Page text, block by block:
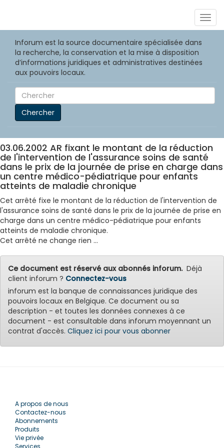
Inforum est la source documentaire spécialisée dans
la recherche, la conservation et la mise à disposition
d’informations juridiques et administratives destinées
aux pouvoirs locaux.
Chercher
03.06.2002 AR fixant le montant de la réduction
de l'intervention de l'assurance soins de santé
dans le prix de la journée de prise en charge dans
un centre médico-pédiatrique pour enfants
atteints de maladie chronique
Cet arrêté fixe le montant de la réduction de l'intervention de
l'assurance soins de santé dans le prix de la journée de prise en
charge dans un centre médico-pédiatrique pour enfants
atteints de maladie chronique.
Cet arrêté ne change rien ...
Ce document est réservé aux abonnés inforum.Déjà
client inforum ? Connectez-vous
inforum est la banque de connaissances juridique des
pouvoirs locaux en Belgique. Ce document ou sa
description - et toutes les données connexes à ce
document - est consultable dans inforum moyennant un
contrat d'accès. Cliquez ici pour vous abonner
A propos de nous
Contactez-nous
Abonnements
Produits
Vie privée
Services